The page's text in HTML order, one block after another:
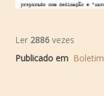
Ler 2886 vezes
Publicado em Boletim